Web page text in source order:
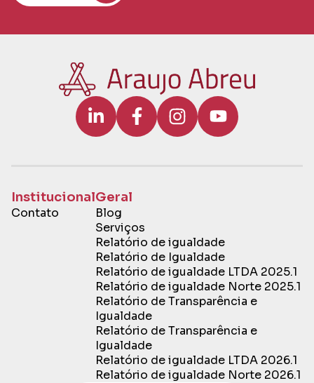
Institucional
Contato
Geral
Blog
Serviços
Relatório de igualdade
Relatório de Igualdade
Relatório de igualdade LTDA 2025.1
Relatório de igualdade Norte 2025.1
Relatório de Transparência e
Igualdade
Relatório de Transparência e
Igualdade
Relatório de igualdade LTDA 2026.1
Relatório de igualdade Norte 2026.1